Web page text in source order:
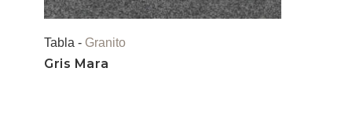
Tabla - Granito
Gris Mara